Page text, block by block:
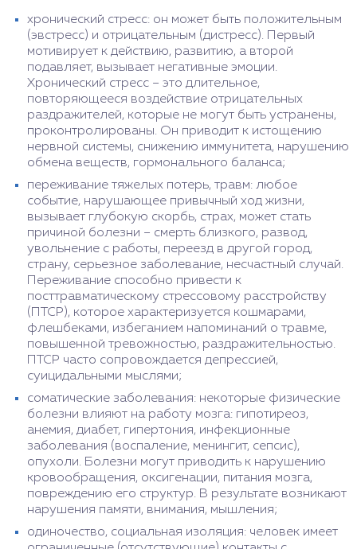
хронический стресс: он может быть положительным
(эвстресс) и отрицательным (дистресс). Первый
мотивирует к действию, развитию, а второй
подавляет, вызывает негативные эмоции.
Хронический стресс – это длительное,
повторяющееся воздействие отрицательных
раздражителей, которые не могут быть устранены,
проконтролированы. Он приводит к истощению
нервной системы, снижению иммунитета, нарушению
обмена веществ, гормонального баланса;
переживание тяжелых потерь, травм: любое
событие, нарушающее привычный ход жизни,
вызывает глубокую скорбь, страх, может стать
причиной болезни – смерть близкого, развод,
увольнение с работы, переезд в другой город,
страну, серьезное заболевание, несчастный случай.
Переживание способно привести к
посттравматическому стрессовому расстройству
(ПТСР), которое характеризуется кошмарами,
флешбеками, избеганием напоминаний о травме,
повышенной тревожностью, раздражительностью.
ПТСР часто сопровождается депрессией,
суицидальными мыслями;
соматические заболевания: некоторые физические
болезни влияют на работу мозга: гипотиреоз,
анемия, диабет, гипертония, инфекционные
заболевания (воспаление, менингит, сепсис),
опухоли. Болезни могут приводить к нарушению
кровообращения, оксигенации, питания мозга,
повреждению его структур. В результате возникают
нарушения памяти, внимания, мышления;
одиночество, социальная изоляция: человек имеет